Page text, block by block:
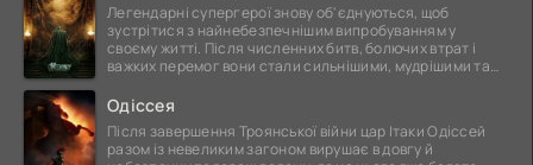
Легендарні супергерої знову об'єднуються, щоб
зустрітися з найнебезпечнішим випробуванням у
своєму житті. Після численних битв, болючих втрат і
важких перемог вони стали сильнішими, мудрішими та
Одіссея
Після завершення Троянської війни цар Ітаки Одіссей
разом із невеликим загоном вирушає в довгу й